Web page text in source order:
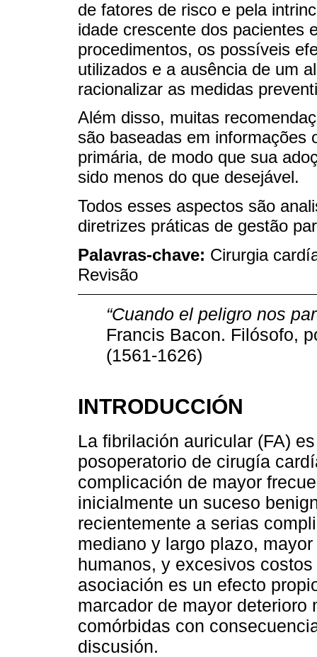
de fatores de risco e pela
idade crescente dos pacientes
procedimentos, os possíveis
utilizados e a ausência de um
racionalizar as medidas
Além disso, muitas
são baseadas em informações
primária, de modo que sua
sido menos do que desejável.
Todos esses aspectos são
diretrizes práticas de gestão
Palavras-chave: Cirurgia
Revisão
“Cuando el peligro nos
Francis Bacon. Filósofo,
(1561-1626)
INTRODUCCIÓN
La fibrilación auricular (FA)
posoperatorio de cirugía
complicación de mayor
inicialmente un suceso
recientemente a serias
mediano y largo plazo,
humanos, y excesivos
asociación es un efecto
marcador de mayor
comórbidas con
discusión.